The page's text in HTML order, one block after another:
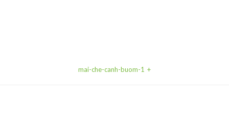
mai-che-canh-buom-1